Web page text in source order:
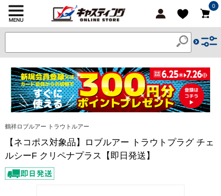
0
鶴祥ロブルアー トラウトルアー
【ネコポス対象品】ロブルアー トラウトプラグ チェ
ルシーF クリペナプラス【即日発送】